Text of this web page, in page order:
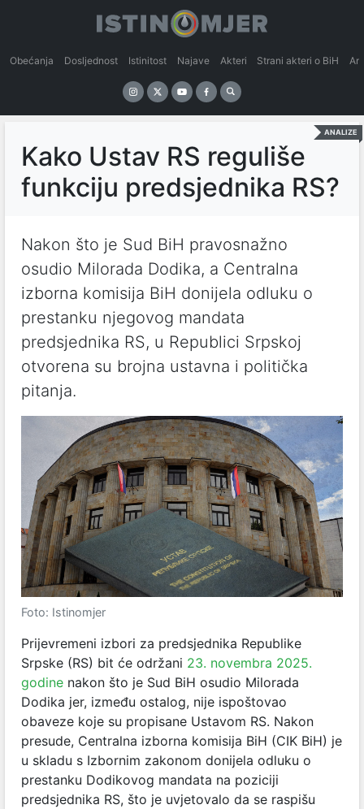
Obećanja Dosljednost Istinitost Najave Akteri Strani akteri o BiH
ANALIZE
Kako Ustav RS reguliše
funkciju predsjednika RS?
Nakon što je Sud BiH pravosnažno
osudio Milorada Dodika, a Centralna
izborna komisija BiH donijela odluku o
prestanku njegovog mandata
predsjednika RS, u Republici Srpskoj
otvorena su brojna ustavna i politička
pitanja.
Foto: Istinomjer
Prijevremeni izbori za predsjednika Republike
Srpske (RS) bit će održani 23. novembra 2025.
godine nakon što je Sud BiH osudio Milorada
Dodika jer, između ostalog, nije ispoštovao
obaveze koje su propisane Ustavom RS. Nakon
presude, Centralna izborna komisija BiH (CIK BiH) je
u skladu s Izbornim zakonom donijela odluku o
prestanku Dodikovog mandata na poziciji
predsjednika RS, što je uvjetovalo da se raspišu